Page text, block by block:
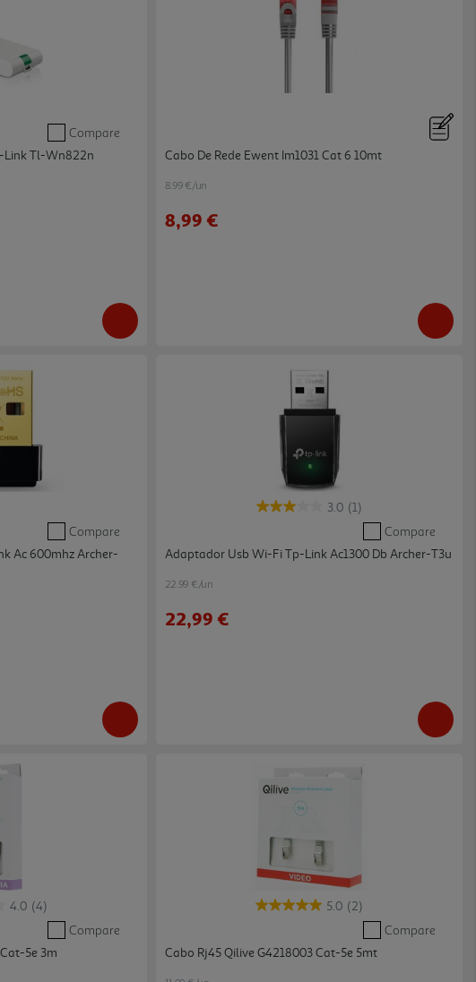
Compare
Link Tl-Wn822n
Cabo De Rede Ewent Im1031 Cat 6 10mt
8.99 €/un
8,99 €
Compare
Ac 600mhz Archer-
3.0 (1)
Compare
Adaptador Usb Wi-Fi Tp-Link Ac1300 Db Archer-T3u
22.99 €/un
22,99 €
4.0 (4)
Compare
5e 3m
5.0 (2)
Compare
Cabo Rj45 Qilive G4218003 Cat-5e 5mt